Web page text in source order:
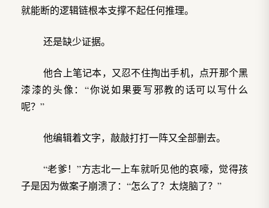
就能断的逻辑链根本支撑不起任何推理。
还是缺少证据。
他合上笔记本，又忍不住掏出手机，点开那个黑
漆漆的头像：“你说如果要写邪教的话可以写什么
呢？”
他编辑着文字，敲敲打打一阵又全部删去。
“老爹！”方志北一上车就听见他的哀嚎，觉得孩
子是因为做案子崩溃了：“怎么了？太烧脑了？”